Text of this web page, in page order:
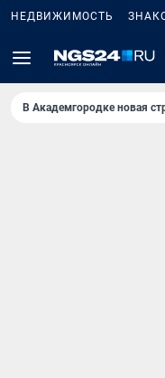
НЕДВИЖИМОСТЬ
В Академгородке новая